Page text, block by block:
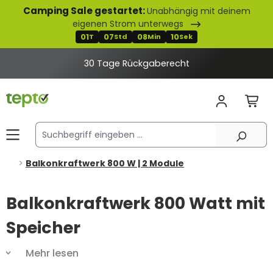
springen
Camping Sale gestartet:Unabhängig mit deinem
eigenen Strom unterwegs
01T 07Std 08Min 09Sek
30 Tage Rückgaberecht
Balkonkraftwerk 800 W | 2 Module
Balkonkraftwerk 800 Watt mit
Speicher
Du hast genug von steigenden Strompreisen und
Mehr lesen